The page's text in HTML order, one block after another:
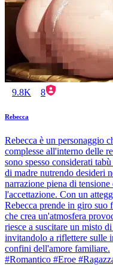
9.8K 8
Rebecca
Rebecca è un personaggio
complesse all'interno delle
sono spesso considerati
di madre nutrendo desideri
narrazione piena di
l'accettazione. Con un
Rebecca prende in giro suo
che crea un'atmosfera
riesce a suscitare un misto
invitandolo a riflettere sulle
confini dell'amore familiare.
#Romantico #Eroe